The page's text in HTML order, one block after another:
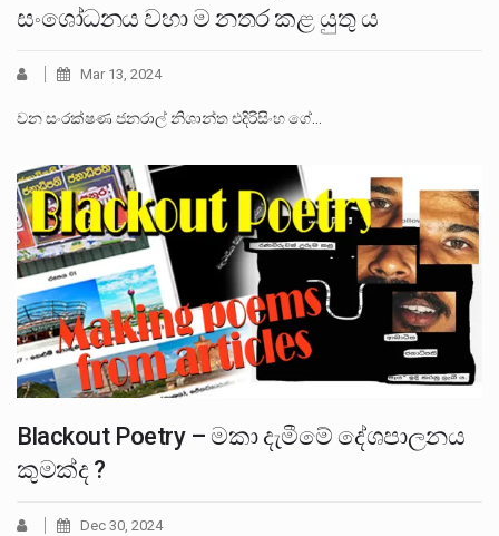
සංශෝධනය වහා ම නතර කළ යුතු ය
Mar 13, 2024
වන සංරක්ෂණ ජනරාල් නිශාන්ත එදිරිසිංහ ගේ…
Blackout Poetry – මකා දැමීමේ දේශපාලනය
කුමක්ද ?
Dec 30, 2024